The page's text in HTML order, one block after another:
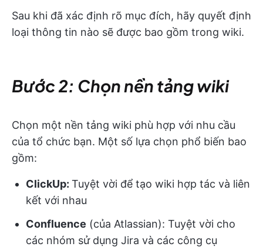
Sau khi đã xác định rõ mục đích, hãy quyết định
loại thông tin nào sẽ được bao gồm trong wiki.
Bước 2: Chọn nền tảng wiki
Chọn một nền tảng wiki phù hợp với nhu cầu
của tổ chức bạn. Một số lựa chọn phổ biến bao
gồm:
ClickUp: Tuyệt vời để tạo wiki hợp tác và liên
kết với nhau
Confluence (của Atlassian): Tuyệt vời cho
các nhóm sử dụng Jira và các công cụ